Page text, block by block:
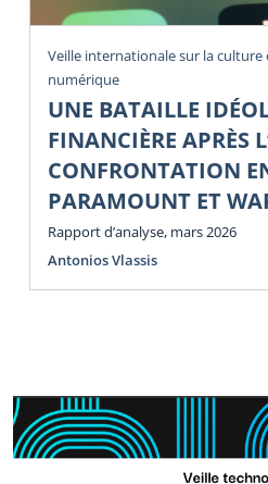
Veille internationale sur la culture
numérique
UNE BATAILLE
FINANCIÈRE APRÈS
CONFRONTATION
PARAMOUNT ET
Rapport d’analyse, mars 2026
Antonios Vlassis